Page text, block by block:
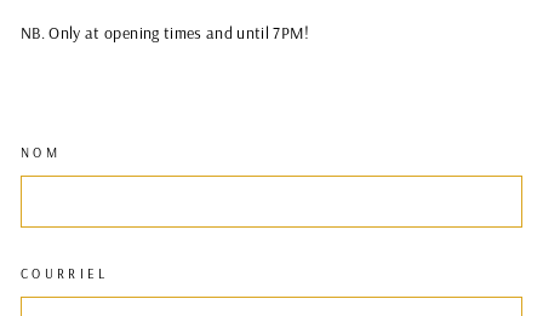
NB. Only at opening times and until 7PM!
NOM
COURRIEL